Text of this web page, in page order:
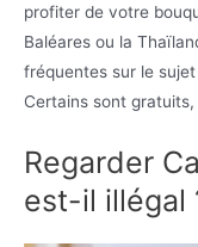
profiter de votre
Baléares ou la
fréquentes sur le
Certains sont
Regarder
est-il illégal